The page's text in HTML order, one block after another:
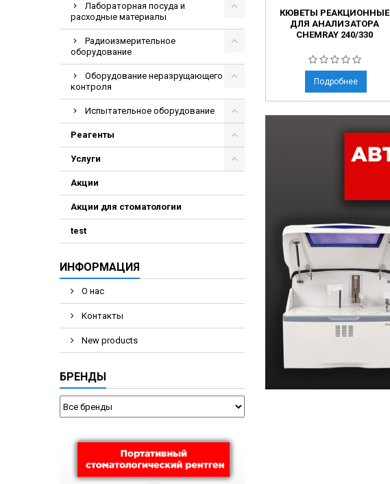
Лабораторная посуда и
расходные материалы
Радиоизмерительное
оборудование
Оборудование неразрущающего
контроля
Испытательное оборудование
Реагенты
Услуги
Акции
Акции для стоматологии
test
ИНФОРМАЦИЯ
О нас
Контакты
New products
БРЕНДЫ
КЮВЕТЫ РЕАКЦИОННЫЕ
ДЛЯ АНАЛИЗАТОРА
CHEMRAY 240/330
Подробнее